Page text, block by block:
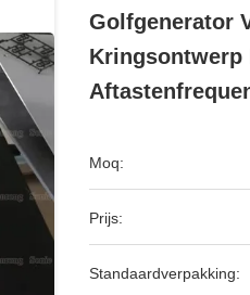
Golfgenerator
Kringsontwerp
Moq:
Prijs:
Standaardverpakking: